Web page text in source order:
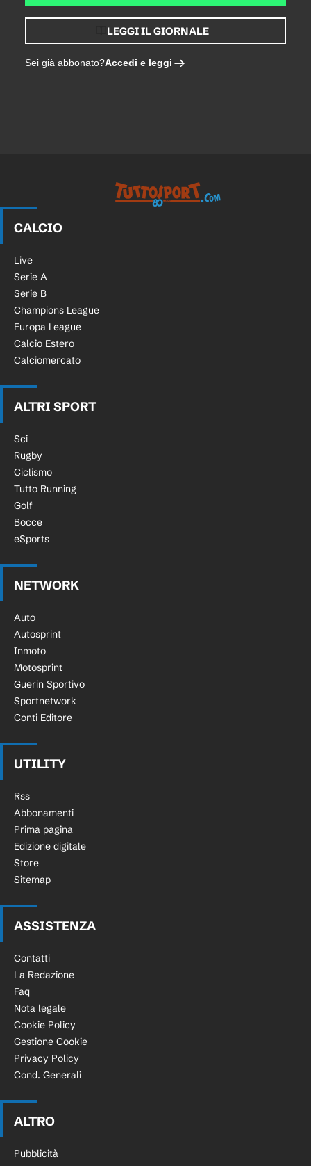
LEGGI IL GIORNALE
Sei già abbonato?Accedi e leggi
CALCIO
Live
Serie A
Serie B
Champions League
Europa League
Calcio Estero
Calciomercato
ALTRI SPORT
Sci
Rugby
Ciclismo
Tutto Running
Golf
Bocce
eSports
NETWORK
Auto
Autosprint
Inmoto
Motosprint
Guerin Sportivo
Sportnetwork
Conti Editore
UTILITY
Rss
Abbonamenti
Prima pagina
Edizione digitale
Store
Sitemap
ASSISTENZA
Contatti
La Redazione
Faq
Nota legale
Cookie Policy
Gestione Cookie
Privacy Policy
Cond. Generali
ALTRO
Pubblicità